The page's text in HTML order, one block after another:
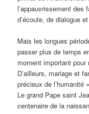
l’appauvrissement des
d’écoute, de dialogue
Mais les longues
passer plus de temps
moment important
D’ailleurs, mariage et
précieux de l’humanité
Le grand Pape saint
centenaire de la